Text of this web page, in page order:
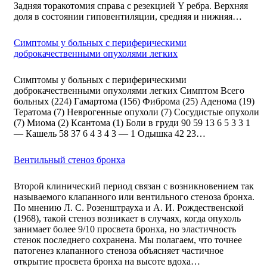
Задняя торакотомия справа с резекцией Y ребра. Верхняя
доля в состоянии гиповентиляции, средняя и нижняя…
Симптомы у больных с периферическими
доброкачественными опухолями легких
Симптомы у больных с периферическими
доброкачественными опухолями легких Симптом Всего
больных (224) Гамартома (156) Фиброма (25) Аденома (19)
Тератома (7) Неврогенные опухоли (7) Сосудистые опухоли
(7) Миома (2) Ксантома (1) Боли в груди 90 59 13 6 5 3 3 1
— Кашель 58 37 6 4 3 4 3 — 1 Одышка 42 23…
Вентильный стеноз бронха
Второй клинический период связан с возникновением так
называемого клапанного или вентильного стеноза бронха.
По мнению Л. С. Розенштрауха и А. И. Рождественской
(1968), такой стеноз возникает в случаях, когда опухоль
занимает более 9/10 просвета бронха, но эластичность
стенок последнего сохранена. Мы полагаем, что точнее
патогенез клапанного стеноза объясняет частичное
открытие просвета бронха на высоте вдоха…